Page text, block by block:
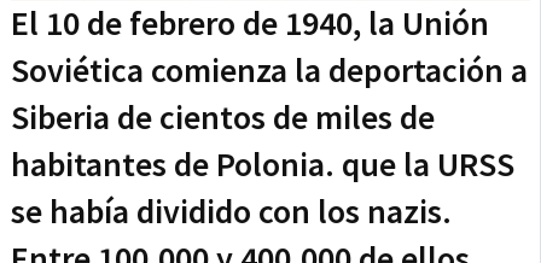
El 10 de febrero de 1940, la Unión
Soviética comienza la deportación a
Siberia de cientos de miles de
habitantes de Polonia. que la URSS
se había dividido con los nazis.